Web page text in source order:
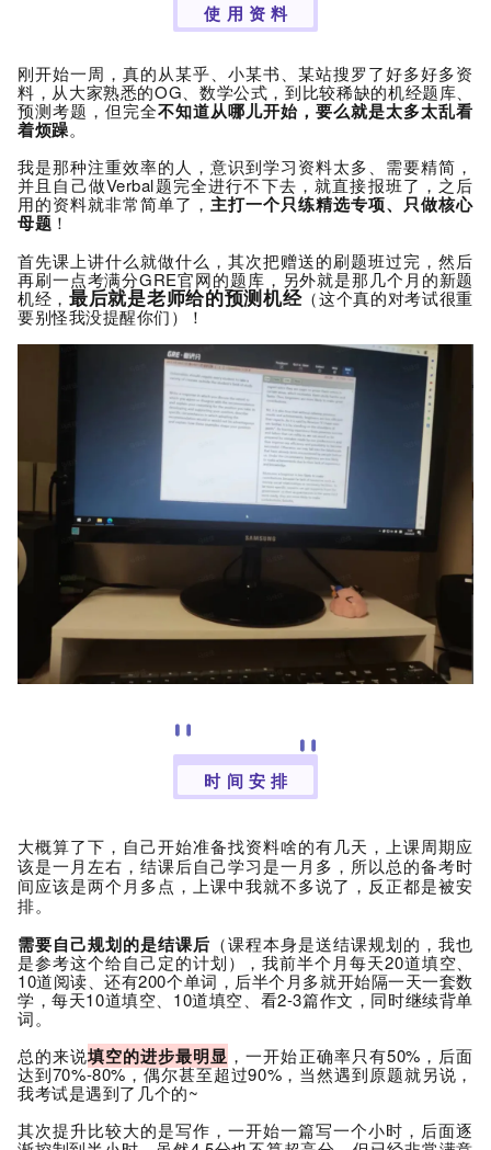
使 用 资 料
刚开始一周，真的从某乎、小某书、某站搜罗了好多好多资
料，从大家熟悉的OG、数学公式，到比较稀缺的机经题库、
预测考题，但完全不知道从哪儿开始，要么就是太多太乱看
着烦躁。
我是那种注重效率的人，意识到学习资料太多、需要精简，
并且自己做Verbal题完全进行不下去，就直接报班了，之后
用的资料就非常简单了，主打一个只练精选专项、只做核心
母题 ！
首先课上讲什么就做什么，其次把赠送的刷题班过完，然后
再刷一点考满分GRE官网的题库，另外就是那几个月的新题
机经，最后就是老师给的预测机经（这个真的对考试很重
要别怪我没提醒你们）！
时 间 安 排
大概算了下，自己开始准备找资料啥的有几天，上课周期应
该是一月左右，结课后自己学习是一月多，所以总的备考时
间应该是两个月多点， 上课中我就不多说了，反正都是被安
排。
需要自己规划的是结课后 （课程本身是送结课规划的，我也
是参考这个给自己定的计划），我前半个月每天20道填空、
10道阅读、还有200个单词，后半个月多就开始隔一天一套数
学，每天10道填空、10道填空、看2-3篇作文，同时继续背单
词。
总的来说填空的进步最明显 ，一开始正确率只有50%，后面
达到70%-80%，偶尔甚至超过90%，当然遇到原题就另说，
我考试是遇到了几个的~
其次提升比较大的是写作，一开始一篇写一个小时，后面逐